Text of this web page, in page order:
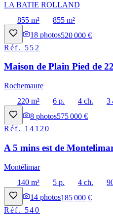
LA BATIE ROLLAND
855 m²
855 m²
18 photos520 000 €
Réf. 552
Maison de Plain Pied de
Rochemaure
220 m²
6 p. 4 ch.
3
8 photos575 000 €
Réf. 14120
A 5 mins est de
Montélimar
140 m²
5 p. 4 ch.
14 photos185 000 €
Réf. 540